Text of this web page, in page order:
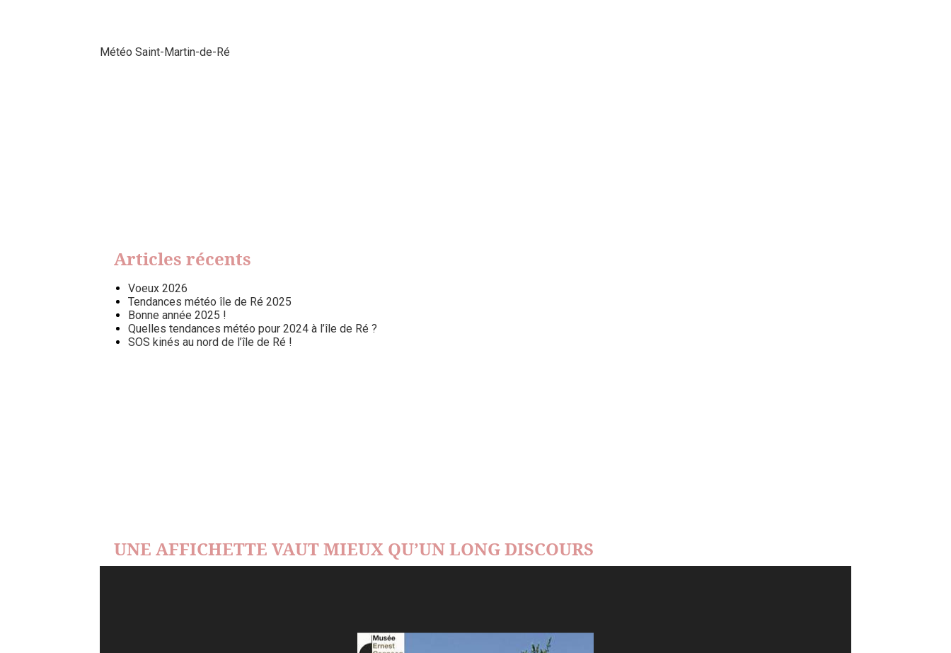
Météo Saint-Martin-de-Ré
Articles récents
Voeux 2026
Tendances météo île de Ré 2025
Bonne année 2025 !
Quelles tendances météo pour 2024 à l’île de Ré ?
SOS kinés au nord de l’île de Ré !
UNE AFFICHETTE VAUT MIEUX QU’UN LONG DISCOURS